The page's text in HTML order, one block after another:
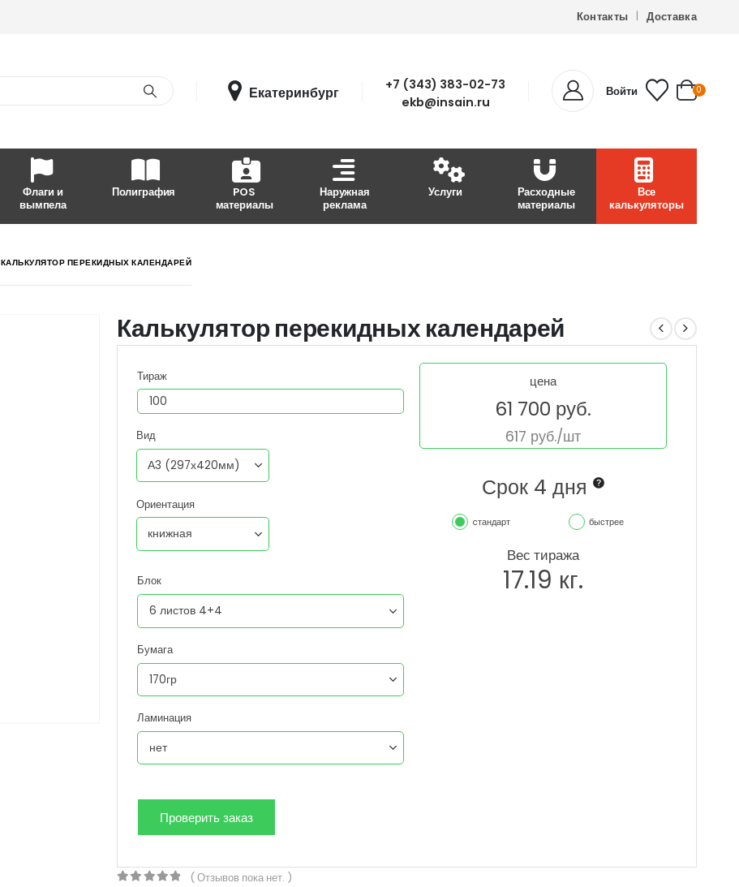
Контакты Доставка
Екатеринбург
+7 (343) 383-02-73
ekb@insain.ru
Войти 0
Флаги и
вымпела
Полиграфия
POS
материалы
Наружная
реклама
Услуги
Расходные
материалы
Все
калькуляторы
КАЛЬКУЛЯТОР ПЕРЕКИДНЫХ КАЛЕНДАРЕЙ
Калькулятор перекидных календарей
Тираж
Вид
Ориентация
Блок
Бумага
Ламинация
цена
61 700 руб.
617 руб./шт
Срок 4 дня
cтандарт быстрее
Вес тиража
17.19 кг.
( Отзывов пока нет. )